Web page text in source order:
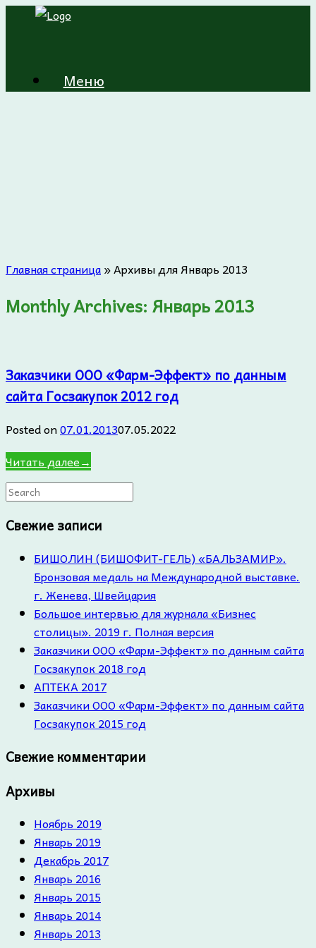
Меню
Главная страница»Архивы для Январь 2013
Monthly Archives: Январь 2013
Заказчики ООО «Фарм-Эффект» по данным
сайта Госзакупок 2012 год
Posted on07.01.201307.05.2022
Читать далее→
Search
Свежие записи
БИШОЛИН (БИШОФИТ-ГЕЛЬ) «БАЛЬЗАМИР».
Бронзовая медаль на Международной выставке.
г. Женева, Швейцария
Большое интервью для журнала «Бизнес
столицы». 2019 г. Полная версия
Заказчики ООО «Фарм-Эффект» по данным сайта
Госзакупок 2018 год
АПТЕКА 2017
Заказчики ООО «Фарм-Эффект» по данным сайта
Госзакупок 2015 год
Свежие комментарии
Архивы
Ноябрь 2019
Январь 2019
Декабрь 2017
Январь 2016
Январь 2015
Январь 2014
Январь 2013